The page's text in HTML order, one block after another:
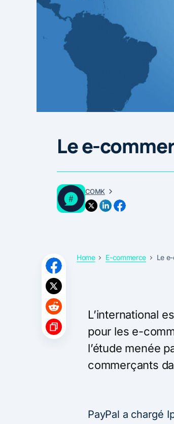
Le e-
COMK
Home E-commerce Le
L’international
pour les e-
l’étude menée
commerçants
PayPal a chargé